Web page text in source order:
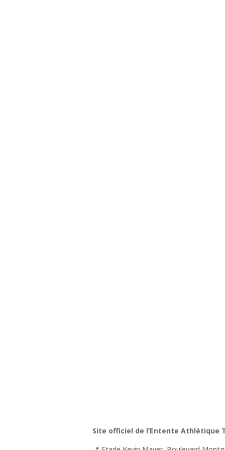
Site officiel de l’Entente Athlétique